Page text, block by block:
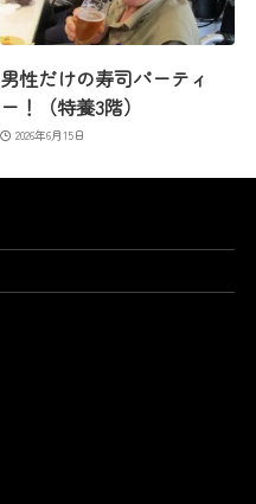
男性だけの寿司パーティ
ー！（特養3階）
2026年6月15日